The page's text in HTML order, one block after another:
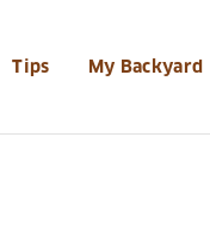
Tips My Backyard